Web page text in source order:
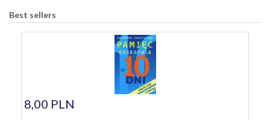
Best sellers
8,00 PLN